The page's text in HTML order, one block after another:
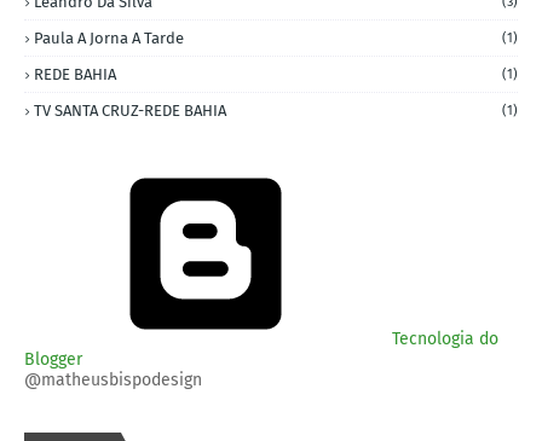
Paula A Jorna A Tarde (1)
REDE BAHIA (1)
TV SANTA CRUZ-REDE BAHIA (1)
Tecnologia do
Blogger
@matheusbispodesign